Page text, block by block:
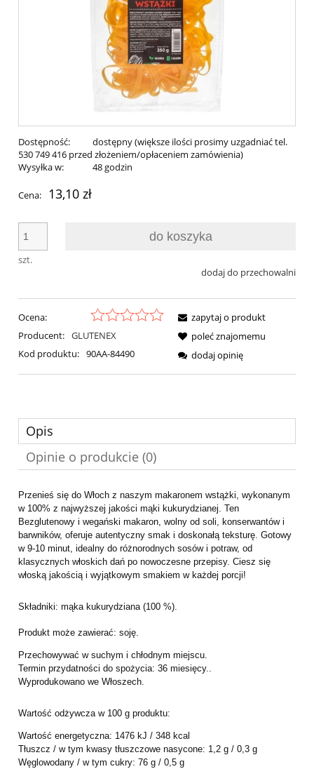
Dostępność:
dostępny (większe ilości prosimy uzgadniać tel.
530 749 416 przed złożeniem/opłaceniem zamówienia)
Wysyłka w:
48 godzin
Cena: 13,10 zł
szt.
do koszyka
dodaj do przechowalni
Ocena:
Producent: GLUTENEX
Kod produktu: 90AA-84490
zapytaj o produkt
poleć znajomemu
dodaj opinię
Opis
Opinie o produkcie (0)
Przenieś się do Włoch z naszym makaronem wstążki, wykonanym
w 100% z najwyższej jakości mąki kukurydzianej. Ten
Bezglutenowy i wegański makaron, wolny od soli, konserwantów i
barwników, oferuje autentyczny smak i doskonałą teksturę. Gotowy
w 9-10 minut, idealny do różnorodnych sosów i potraw, od
klasycznych włoskich dań po nowoczesne przepisy. Ciesz się
włoską jakością i wyjątkowym smakiem w każdej porcji!
Składniki: mąka kukurydziana (100 %).
Produkt może zawierać: soję.
Przechowywać w suchym i chłodnym miejscu.
Termin przydatności do spożycia: 36 miesięcy..
Wyprodukowano we Włoszech.
Wartość odżywcza w 100 g produktu:
Wartość energetyczna: 1476 kJ / 348 kcal
Tłuszcz / w tym kwasy tłuszczowe nasycone: 1,2 g / 0,3 g
Węglowodany / w tym cukry: 76 g / 0,5 g